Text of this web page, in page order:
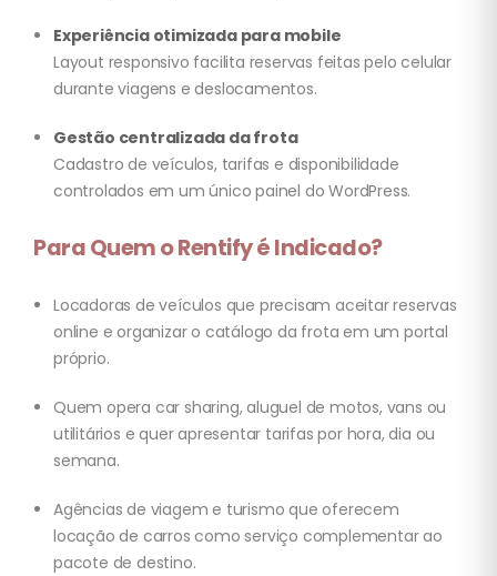
Experiência otimizada para mobile
Layout responsivo facilita reservas feitas pelo celular
durante viagens e deslocamentos.
Gestão centralizada da frota
Cadastro de veículos, tarifas e disponibilidade
controlados em um único painel do WordPress.
Para Quem o Rentify é Indicado?
Locadoras de veículos que precisam aceitar reservas
online e organizar o catálogo da frota em um portal
próprio.
Quem opera car sharing, aluguel de motos, vans ou
utilitários e quer apresentar tarifas por hora, dia ou
semana.
Agências de viagem e turismo que oferecem
locação de carros como serviço complementar ao
pacote de destino.